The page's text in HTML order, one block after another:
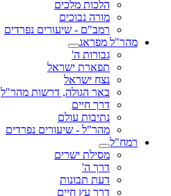
הלכות מלכים
מורה נבוכים
רמב"ם - שיעורים נפרדים
מהר"ל מפראג
גבורות ה'
תפארת ישראל
נצח ישראל
באר הגולה, דרשות מהר"ל
דרך חיים
נתיבות עולם
מהר"ל - שיעורים נפרדים
רמח"ל
מסילת ישרים
דרך ה'
דעת תבונות
דרך עץ חיים